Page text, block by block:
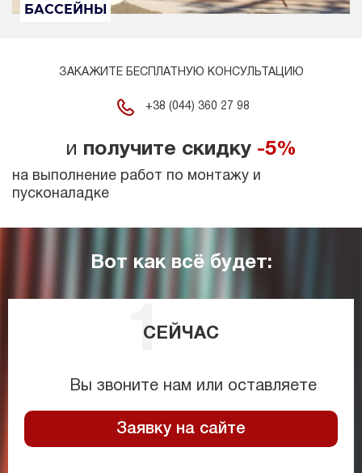
БАССЕЙНЫ
ЗАКАЖИТЕ БЕСПЛАТНУЮ КОНСУЛЬТАЦИЮ
+38 (044) 360 27 98
и получите скидку -5%
на выполнение работ по монтажу и
пусконаладке
Вот как всё будет:
СЕЙЧАС
Вы звоните нам или оставляете
Заявку на сайте